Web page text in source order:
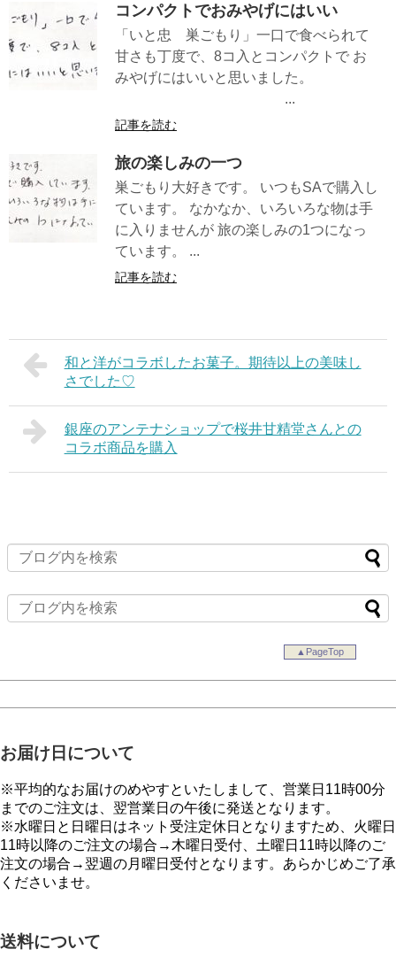
コンパクトでおみやげにはいい
「いと忠 巣ごもり」一口で食べられて
甘さも丁度で、8コ入とコンパクトで お
みやげにはいいと思いました。
...
記事を読む
旅の楽しみの一つ
巣ごもり大好きです。 いつもSAで購入し
ています。 なかなか、いろいろな物は手
に入りませんが 旅の楽しみの1つになっ
ています。 ...
記事を読む
和と洋がコラボしたお菓子。期待以上の美味し
さでした♡
銀座のアンテナショップで桜井甘精堂さんとの
コラボ商品を購入
▲PageTop
お届け日について
※平均的なお届けのめやすといたしまして、営業日11時00分
までのご注文は、翌営業日の午後に発送となります。
※水曜日と日曜日はネット受注定休日となりますため、火曜日
11時以降のご注文の場合→木曜日受付、土曜日11時以降のご
注文の場合→翌週の月曜日受付となります。あらかじめご了承
くださいませ。
送料について